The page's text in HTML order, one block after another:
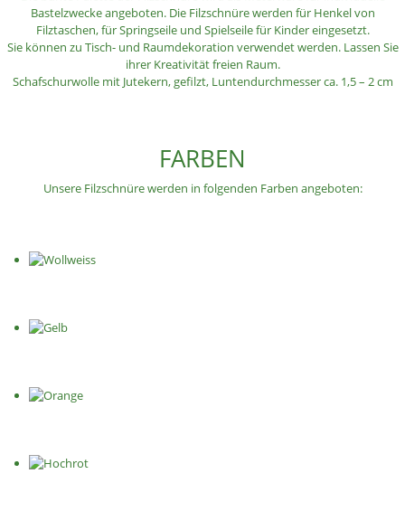
Bastelzwecke angeboten. Die Filzschnüre werden für Henkel von
Filztaschen, für Springseile und Spielseile für Kinder eingesetzt.
Sie können zu Tisch- und Raumdekoration verwendet werden. Lassen Sie
ihrer Kreativität freien Raum.
Schafschurwolle mit Jutekern, gefilzt, Luntendurchmesser ca. 1,5 – 2 cm
FARBEN
Unsere Filzschnüre werden in folgenden Farben angeboten: